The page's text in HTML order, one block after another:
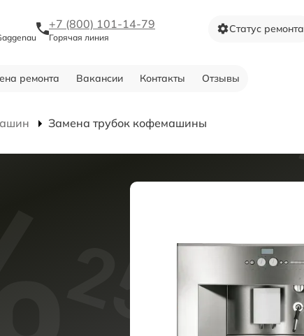
+7 (800) 101-14-79
Горячая линия
Статус ремонта
ремонта Вакансии Контакты Отзывы
Замена трубок кофемашины